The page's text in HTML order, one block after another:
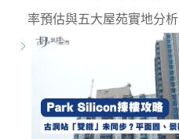
率預估與五大屋苑實地分析